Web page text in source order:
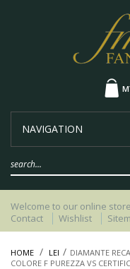
NAVIGATION
Welcome to our online
Contact
Wishlist
HOME LEI
DIAMANTE
COLORE F PUREZZA VS